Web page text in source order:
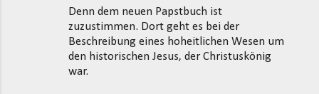
Denn dem neuen Papstbuch ist
zuzustimmen. Dort geht es bei der
Beschreibung eines hoheitlichen Wesen um
den historischen Jesus, der Christuskönig
war.